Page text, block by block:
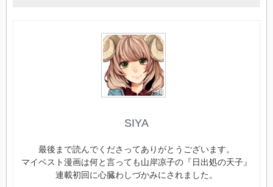
SIYA
最後まで読んでくださってありがとうございます。
マイベスト漫画は何と言っても山岸凉子の『日出処の天子』
連載初回に心臓わしづかみにされました。